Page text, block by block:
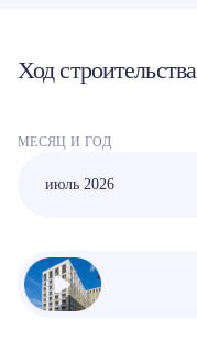
Ход строительства
МЕСЯЦ И ГОД